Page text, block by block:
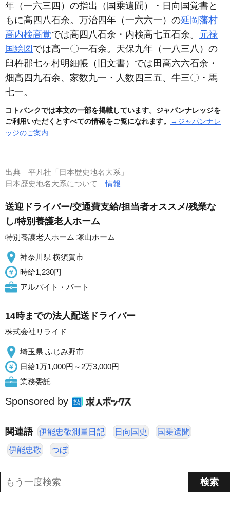
年 （一六三四） の指出 （国乗遺聞）
・日向国覚書と
もに高四八石余。万治四年 （一六六一） の延岡藩村
高内検高覚では高四八石余・内検高七五石余。 元禄
国絵図 では高一〇一石余。天保九年 （一八三八） の
臼杵郡七ヶ村明細帳 （旧文書） では田高六六石余・
畑高四九石余、家数九一・人数四三五、牛三〇・馬
七一。
コトバンクでは本文の一部を掲載しています。ジャパンナレッジを
ご利用いただくとすべての情報をご覧になれます。
→ジャパンナレ
ッジのご案内
出典 平凡社「日本歴史地名大系」
日本歴史地名大系について情報
送迎ドライバー/交通費支給/担当者オススメ/残業な
し/特別養護老人ホーム
特別養護老人ホーム 塚山ホーム
神奈川県 横須賀市
時給1,230円
アルバイト・パート
14時までの法人配送ドライバー
株式会社リライド
埼玉県 ふじみ野市
日給1万1,000円～2万3,000円
業務委託
Sponsored by
関連語 伊能忠敬測量日記 日向国史 国乗遺聞
伊能忠敬 つぼ